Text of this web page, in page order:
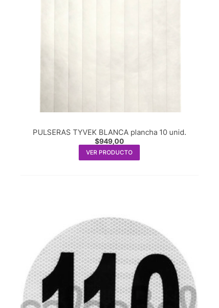
PULSERAS TYVEK BLANCA plancha 10 unid.
$949,00
VER PRODUCTO